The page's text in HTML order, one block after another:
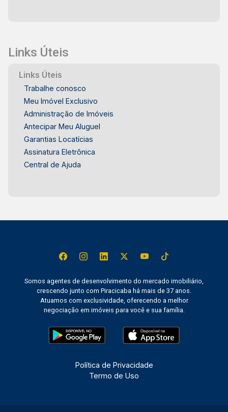
Links Úteis
Links Úteis
Trabalhe conosco
Meu Imóvel Exclusivo
Administração de Imóveis
Antecipar Meu Aluguel
Garantias Locatícias
Assinatura Eletrônica
Central de Ajuda
Somos agentes de desenvolvimento do mercado imobiliário,
crescendo junto com Piracicaba há mais de 37 anos.
Atuamos com exclusividade, oferecendo a melhor
negociação em imóveis para você e sua família.
Política de Privacidade
Termo de Uso